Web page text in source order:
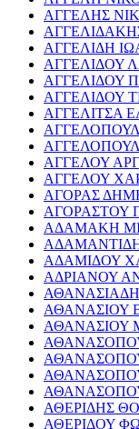
ΑΓΓΕΛΗΣ
ΑΓΓΕΛΙΔΗ
ΑΓΓΕΛΙΔΟΥ
ΑΓΓΕΛΙΔΟΥ
ΑΓΓΕΛΙΔΟΥ
ΑΓΓΕΛΙΤΣΑ
ΑΓΓΕΛΟΥ
ΑΓΓΕΛΟΥ
ΑΓΟΡΑΣ
ΑΓΟΡΑΣΤΟΥ
ΑΔΑΜΑΚΗ
ΑΔΑΜΙΔΟΥ
ΑΔΡΙΑΝΟΥ
ΑΘΑΝΑΣΙΟΥ
ΑΘΑΝΑΣΙΟΥ
ΑΘΕΡΙΔΗΣ
ΑΘΕΡΙΔΟΥ